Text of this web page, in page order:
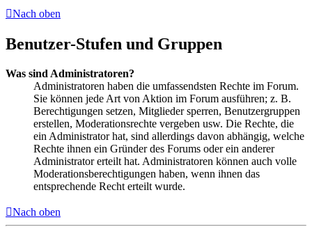
Nach oben
Benutzer-Stufen und Gruppen
Was sind Administratoren?
Administratoren haben die umfassendsten Rechte im Forum.
Sie können jede Art von Aktion im Forum ausführen; z. B.
Berechtigungen setzen, Mitglieder sperren, Benutzergruppen
erstellen, Moderationsrechte vergeben usw. Die Rechte, die
ein Administrator hat, sind allerdings davon abhängig, welche
Rechte ihnen ein Gründer des Forums oder ein anderer
Administrator erteilt hat. Administratoren können auch volle
Moderationsberechtigungen haben, wenn ihnen das
entsprechende Recht erteilt wurde.
Nach oben